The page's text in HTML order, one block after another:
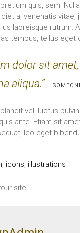
quis, sem.
a, venenatis
laoreisque rutrum.
tempus, tellus
dolor sit
aliqua.“ –
vel, luctus
ante. Etiam sit
leo eget
, icons, illustrations
site.